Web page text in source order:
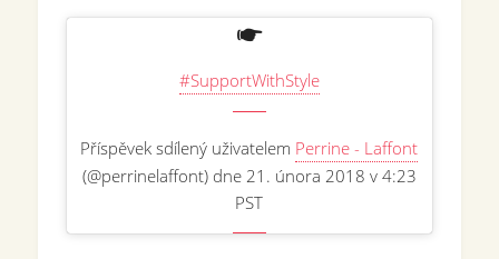
#SupportWithStyle
Příspěvek sdílený uživatelem Perrine - Laffont
(@perrinelaffont) dne 21. února 2018 v 4:23
PST